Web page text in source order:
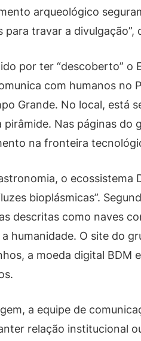
arqueológico
travar a divulgação”,
por ter “descoberto” o
com humanos no
Grande. No local, está
pirâmide. Nas páginas do
na fronteira
o ecossistema
bioplásmicas”.
descritas como naves
humanidade. O site do
a moeda digital BDM
a equipe de
relação institucional